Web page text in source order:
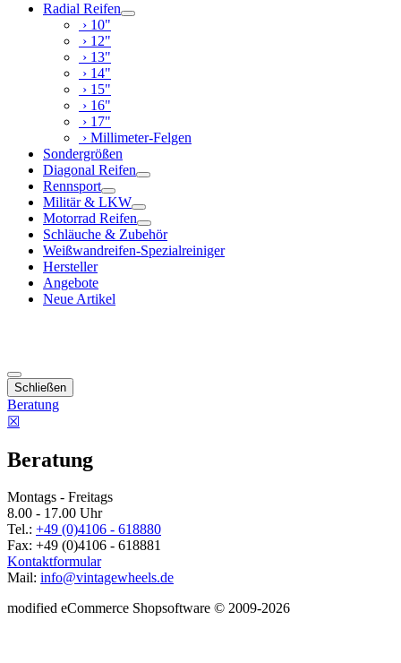
Radial Reifen
› 10"
› 12"
› 13"
› 14"
› 15"
› 16"
› 17"
› Millimeter-Felgen
Sondergrößen
Diagonal Reifen
Rennsport
Militär & LKW
Motorrad Reifen
Schläuche & Zubehör
Weißwandreifen-Spezialreiniger
Hersteller
Angebote
Neue Artikel
Schließen
Beratung
☒
Beratung
Montags - Freitags
8.00 - 17.00 Uhr
Tel.: +49 (0)4106 - 618880
Fax: +49 (0)4106 - 618881
Kontaktformular
Mail: info@vintagewheels.de
modified eCommerce Shopsoftware © 2009-2026